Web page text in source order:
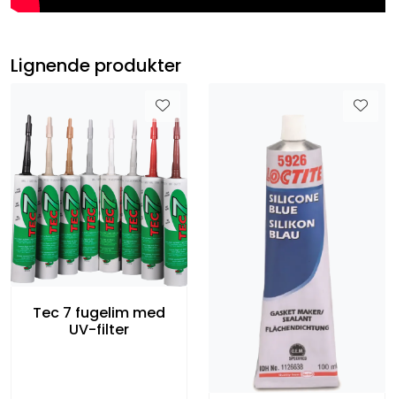
Lignende produkter
Tec 7 fugelim med
UV-filter